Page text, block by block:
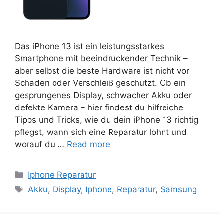
Das iPhone 13 ist ein leistungsstarkes
Smartphone mit beeindruckender Technik –
aber selbst die beste Hardware ist nicht vor
Schäden oder Verschleiß geschützt. Ob ein
gesprungenes Display, schwacher Akku oder
defekte Kamera – hier findest du hilfreiche
Tipps und Tricks, wie du dein iPhone 13 richtig
pflegst, wann sich eine Reparatur lohnt und
worauf du … Read more
Categories
Iphone Reparatur
Tags
Akku, Display, Iphone, Reparatur, Samsung